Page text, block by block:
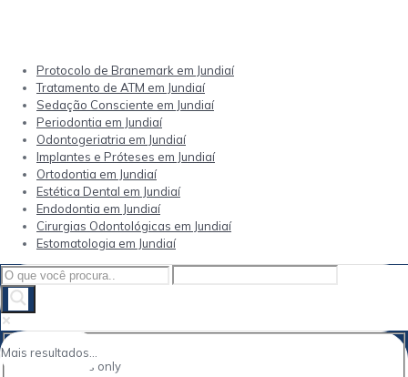
Protocolo de Branemark em Jundiaí
Tratamento de ATM em Jundiaí
Sedação Consciente em Jundiaí
Periodontia em Jundiaí
Odontogeriatria em Jundiaí
Implantes e Próteses em Jundiaí
Ortodontia em Jundiaí
Estética Dental em Jundiaí
Endodontia em Jundiaí
Cirurgias Odontológicas em Jundiaí
Estomatologia em Jundiaí
Mais resultados...
Exact matches only